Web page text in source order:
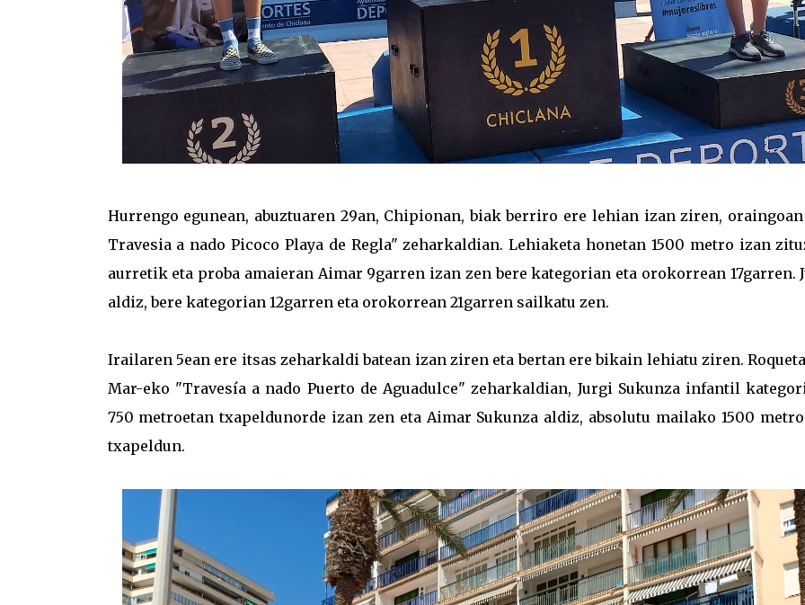
Hurrengo egunean, abuztuaren 29an, Chipionan, biak berriro ere lehian izan ziren,
Travesia a nado Picoco Playa de Regla" zeharkaldian. Lehiaketa honetan 1500 metro izan
aurretik eta proba amaieran Aimar 9garren izan zen bere kategorian eta orokorrean 17garren.
aldiz, bere kategorian 12garren eta orokorrean 21garren sailkatu zen.
Irailaren 5ean ere itsas zeharkaldi batean izan ziren eta bertan ere bikain lehiatu ziren.
Mar-eko "Travesía a nado Puerto de Aguadulce" zeharkaldian, Jurgi Sukunza infantil
750 metroetan txapeldunorde izan zen eta Aimar Sukunza aldiz, absolutu mailako 1500
txapeldun.